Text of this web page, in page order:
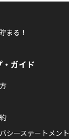
まる！
・ガイド
シーステートメント